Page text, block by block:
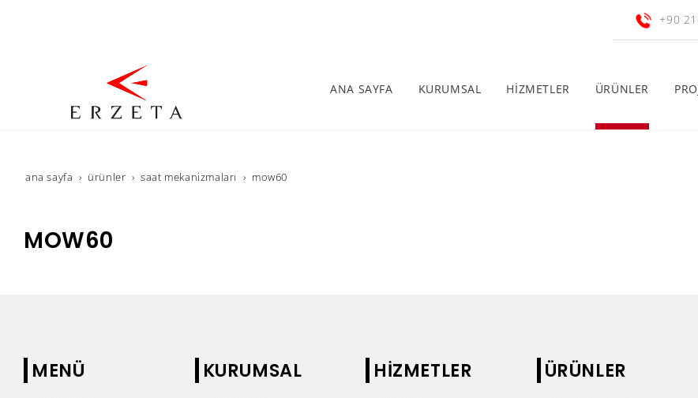
+90
ANA SAYFA KURUMSAL HİZMETLER ÜRÜNLER
ana sayfa ürünler saat mekanizmaları mow60
MOW60
MENÜ KURUMSAL HİZMETLER ÜRÜNLER